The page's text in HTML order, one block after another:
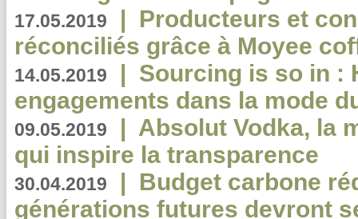
17.05.2019 | Producteurs et
réconciliés grâce à Moyee
14.05.2019 | Sourcing is so in :
engagements dans la mode
09.05.2019 | Absolut Vodka, la
qui inspire la transparence
30.04.2019 | Budget carbone
générations futures devront